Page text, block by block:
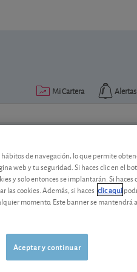
Alertas
Mi Cartera
combinar
inversores, L'Oréal
grupo también apuesta
de navegación, lo que permite
web y tu seguridad. Si haces clic en el
y solo entonces se implantarán. Si haces
las cookies. Además, si haces clic aquí
momento. Este banner se mantendrá
Aceptar y continuar